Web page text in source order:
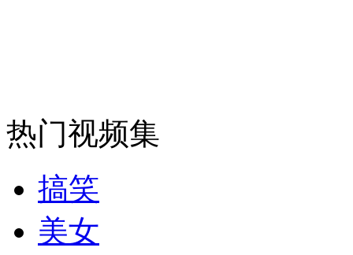
走！跟着总书记去植树
消防员救轻生者
热门视频集
搞笑
美女